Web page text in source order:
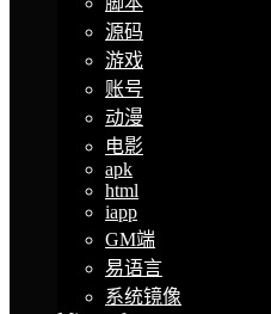
源码
游戏
账号
动漫
电影
apk
html
iapp
GM端
易语言
系统镜像